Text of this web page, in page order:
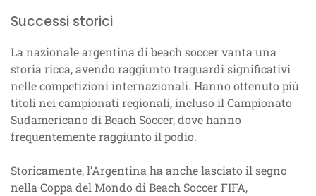
Successi storici
La nazionale argentina di beach soccer vanta una
storia ricca, avendo raggiunto traguardi significativi
nelle competizioni internazionali. Hanno ottenuto più
titoli nei campionati regionali, incluso il Campionato
Sudamericano di Beach Soccer, dove hanno
frequentemente raggiunto il podio.
Storicamente, l’Argentina ha anche lasciato il segno
nella Coppa del Mondo di Beach Soccer FIFA,